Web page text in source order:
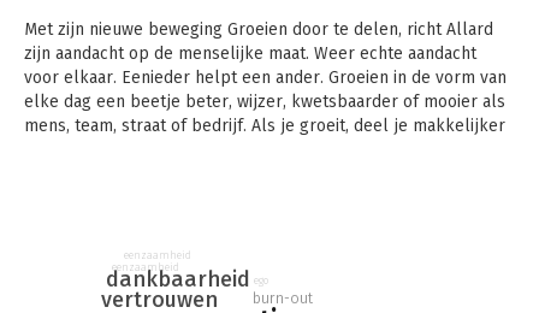
Met zijn nieuwe beweging Groeien door te delen, richt Allard
zijn aandacht op de menselijke maat. Weer echte aandacht
voor elkaar. Eenieder helpt een ander. Groeien in de vorm van
elke dag een beetje beter, wijzer, kwetsbaarder of mooier als
mens, team, straat of bedrijf. Als je groeit, deel je makkelijker
mij. Verhalen die je zal herkennen, raken en doen beseffen dat
kwetsbaarheid juist sterk is. Verhalen die verbinden.
vertrouwen
dankbaarheid
burn-out
ego
eenzaamheid
eenzaamheid